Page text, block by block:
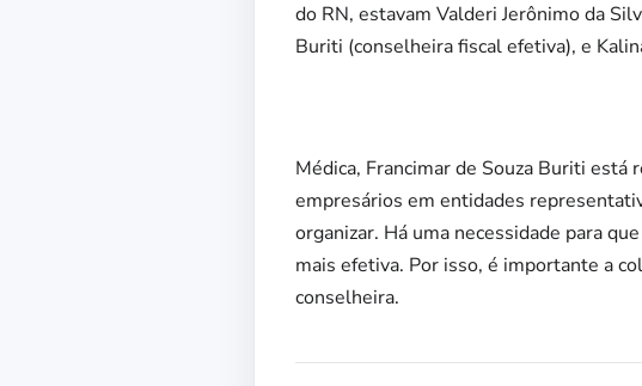
do RN, estavam Valderi Jerônimo da
Buriti (conselheira fiscal efetiva), e
Médica, Francimar de Souza Buriti
empresários em entidades
organizar. Há uma necessidade para
mais efetiva. Por isso, é importante a
conselheira.